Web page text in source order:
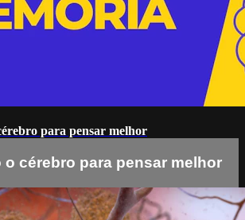
para pensar melhor
o cérebro para pensar melhor